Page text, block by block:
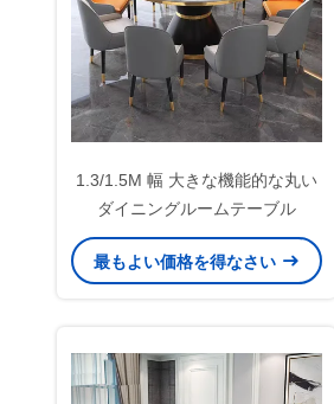
1.3/1.5M 幅 大きな機能的な丸い
ダイニングルームテーブル
最もよい価格を得なさい